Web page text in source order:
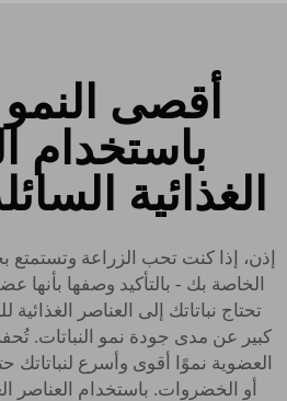
أقصى النمو
باستخدام
الغذائية
إذن، إذا كنت تحب الزراعة وتستمتع
الخاصة بك - بالتأكيد وصفها
تحتاج نباتاتك إلى العناصر
كبير عن مدى جودة نمو النباتات. تُحفز
العضوية نموًا أقوى وأسرع لنباتاتك
أو الخضروات. باستخدام العناصر